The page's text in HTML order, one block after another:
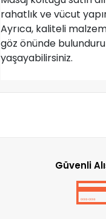
rahatlık ve vücut
Ayrıca, kaliteli
göz önünde
yaşayabilirsiniz.
Güvenli